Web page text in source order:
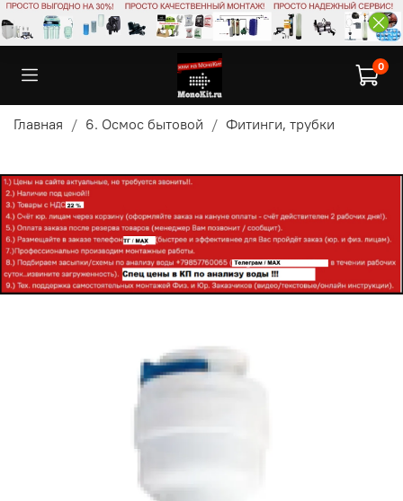
0
Главная 6. Осмос бытовой Фитинги, трубки